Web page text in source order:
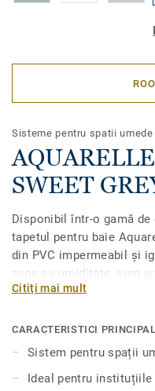
Sisteme pentru spatii umede
SWEET
Disponibil într-o gamă
tapetul pentru baie
din PVC impermeabil și
zone cu umiditate, cum
și spitale.
Dacă sunteți în căutarea
întreținut, rezistent la
sistem complet pentru
Citiți mai mult
CARACTERISTICI
Sistem pentru spații
Ideal pentru